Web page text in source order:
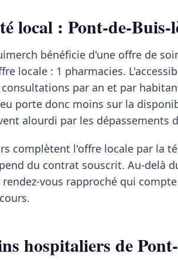
local : Pont-de-
bénéficie d'une offre de
locale : 1 pharmacies.
par an et par
porte donc moins sur la
alourdi par les dépassements
complètent l'offre locale par la
du contrat souscrit. Au-delà
vous rapproché qui
hospitaliers de